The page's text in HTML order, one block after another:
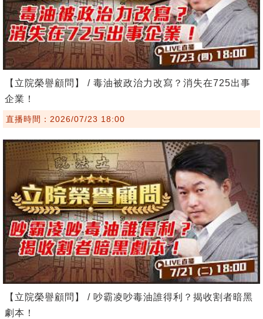
【立院榮譽顧問】 / 毒油被政治力改寫？消失在725出事
企業！
直播時間：2026/07/23 18:00
【立院榮譽顧問】 / 吵霸凌吵毒油誰得利？揭收割者暗黑
劇本！